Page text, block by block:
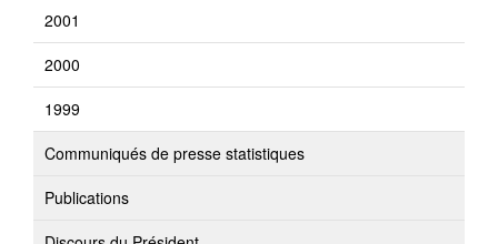
2001
2000
1999
Communiqués de presse statistiques
Publications